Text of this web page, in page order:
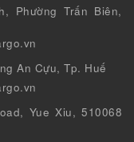
Phường Trấn Biên,
An Cựu, Tp. Huế
Yue Xiu, 510068